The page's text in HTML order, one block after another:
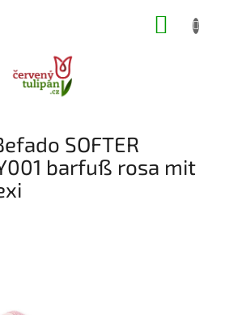
SOFTER
barfuß rosa mit